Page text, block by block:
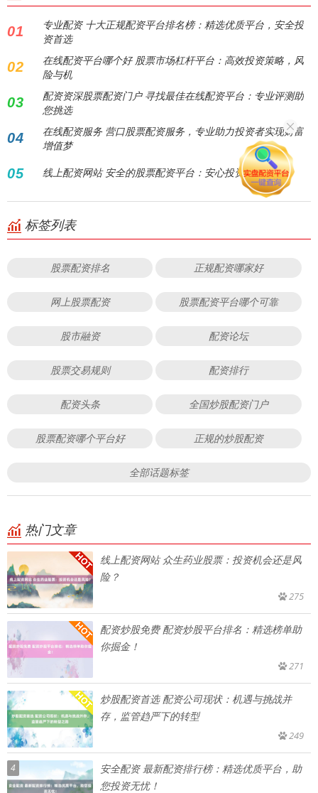
01
专业配资 十大正规配资平台排名榜：精选优质平台，安全投
资首选
02
在线配资平台哪个好 股票市场杠杆平台：高效投资策略，风
险与机
03
配资资深股票配资门户 寻找最佳在线配资平台：专业评测助
您挑选
04
在线配资服务 营口股票配资服务，专业助力投资者实现财富
增值梦
05 线上配资网站 安全的股票配资平台：安心投资首选
标签列表
股票配资排名 正规配资哪家好
网上股票配资 股票配资平台哪个可靠
股市融资 配资论坛
股票交易规则 配资排行
配资头条 全国炒股配资门户
股票配资哪个平台好 正规的炒股配资
全部话题标签
热门文章
线上配资网站 众生药业股票：投资机会还是风
险？
275
配资炒股免费 配资炒股平台排名：精选榜单助
你掘金！
271
炒股配资首选 配资公司现状：机遇与挑战并
存，监管趋严下的转型
249
4
安全配资 最新配资排行榜：精选优质平台，助
您投资无忧！